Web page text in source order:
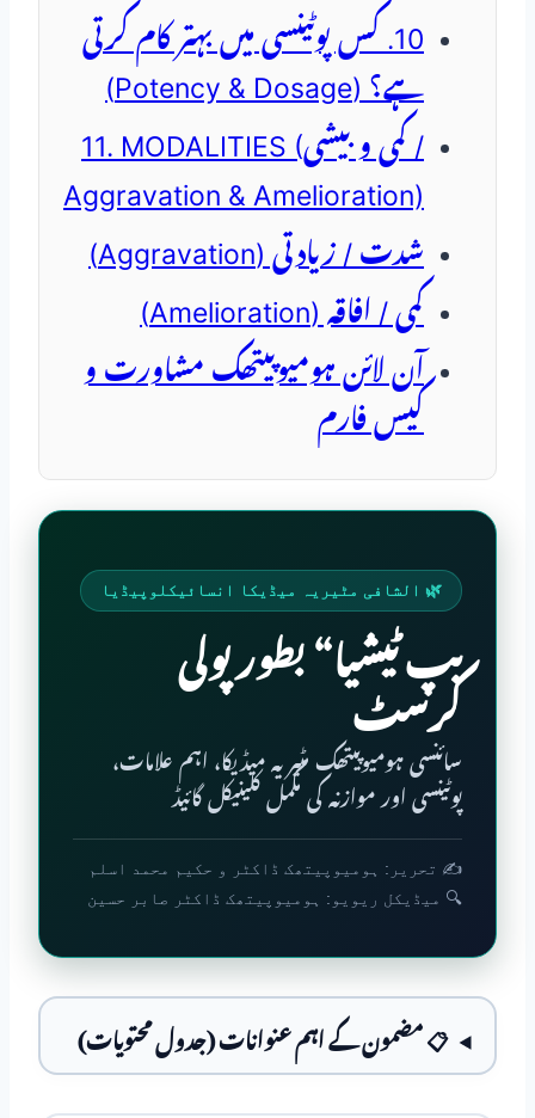
10. کس پوٹینسی میں بہتر کام کرتی
ہے؟ (Potency & Dosage)
11. MODALITIES (کمی و بیشی /
Aggravation & Amelioration)
شدت / زیادتی (Aggravation)
کمی / افاقہ (Amelioration)
آن لائن ہومیوپیتھک مشاورت و
کیس فارم
🌿 الشافی مٹیریہ میڈیکا انسائیکلوپیڈیا
بپ ٹیشیا“ بطور پولی
کرسٹ
سائنسی ہومیوپیتھک مٹیریہ میڈیکا، اہم علامات،
پوٹینسی اور موازنہ کی مکمل کلینیکل گائیڈ
✍️ تحریر: ہومیوپیتھک ڈاکٹر و حکیم محمد اسلم
🔍 میڈیکل ریویو: ہومیوپیتھک ڈاکٹر صابر حسین
📋 مضمون کے اہم عنوانات (جدول محتویات)